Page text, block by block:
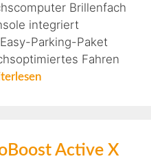
Brillenfach
integriert
Parking-Paket
Fahren
Active X